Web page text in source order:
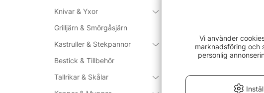
Knivar & Yxor
Grilljärn & Smörgåsjärn
Kastruller & Stekpannor
Bestick & Tillbehör
Tallrikar & Skålar
2199 kr
Vi använder
marknadsföring och
personlig